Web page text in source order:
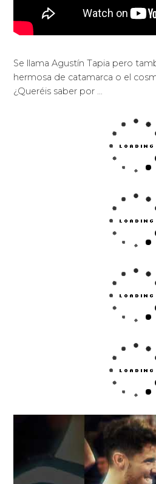
Se llama Agustín Tapia pero
hermosa de catamarca o el
¿Queréis saber por …